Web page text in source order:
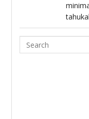
Search